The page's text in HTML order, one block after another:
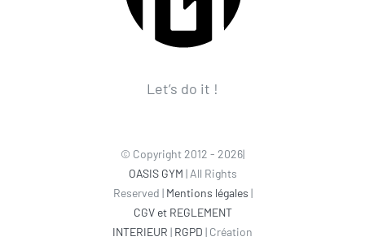
Let’s do it !
© Copyright 2012 - 2026|
OASIS GYM | All Rights
Reserved | Mentions légales |
CGV et REGLEMENT
INTERIEUR | RGPD | Création